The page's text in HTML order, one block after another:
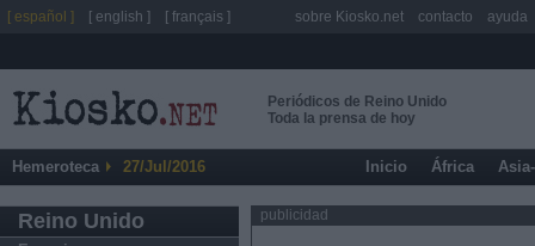
Periódicos de Reino Unido
Toda la prensa de hoy
Hemeroteca 27/Jul/2016 Inicio África
Reino Unido publicidad
[ español ] [ english ] [ français ] sobre Kiosko.net contacto ayuda